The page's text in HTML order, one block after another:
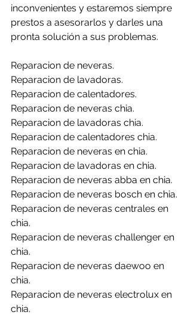
inconvenientes y estaremos siempre
prestos a asesorarlos y darles una
pronta solución a sus problemas.
Reparacion de neveras.
Reparacion de lavadoras.
Reparacion de calentadores.
Reparacion de neveras chia.
Reparacion de lavadoras chia.
Reparacion de calentadores chia.
Reparacion de neveras en chia.
Reparacion de lavadoras en chia.
Reparacion de neveras abba en chia.
Reparacion de neveras bosch en chia.
Reparacion de neveras centrales en
chia.
Reparacion de neveras challenger en
chia.
Reparacion de neveras daewoo en
chia.
Reparacion de neveras electrolux en
chia.